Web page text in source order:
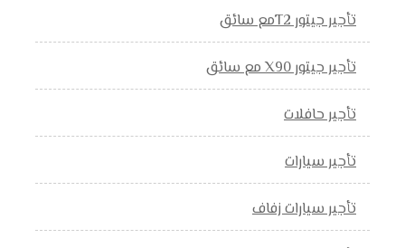
تأجير جيتور T2مع سائق
تأجير جيتور X90 مع سائق
تأجير حافلات
تأجير سيارات
تأجير سيارات زفاف